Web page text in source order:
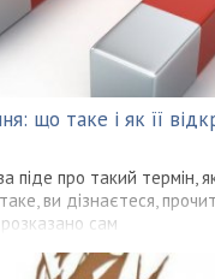
що таке і як її
піде про такий термін,
ви дізнаєтеся,
сам